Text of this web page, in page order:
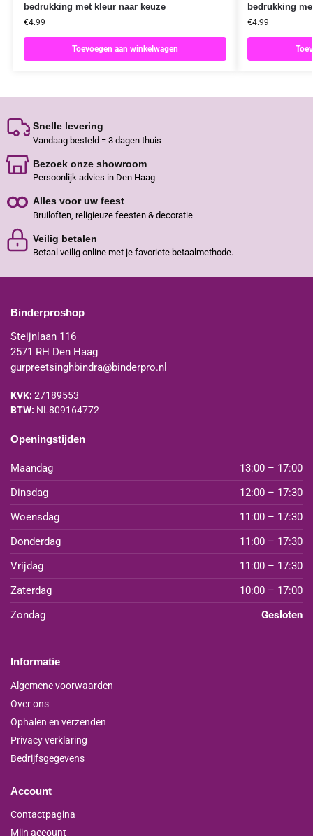
bedrukking met kleur naar keuze
€4.99
Toevoegen aan winkelwagen
bedrukking
€4.99
Snelle levering
Vandaag besteld = 3 dagen thuis
Bezoek onze showroom
Persoonlijk advies in Den Haag
Alles voor uw feest
Bruiloften, religieuze feesten & decoratie
Veilig betalen
Betaal veilig online met je favoriete betaalmethode.
Binderproshop
Steijnlaan 116
2571 RH Den Haag
gurpreetsinghbindra@binderpro.nl
KVK: 27189553
BTW: NL809164772
Openingstijden
Maandag
13:00 – 17:00
Dinsdag
12:00 – 17:30
Woensdag
11:00 – 17:30
Donderdag
11:00 – 17:30
Vrijdag
11:00 – 17:30
Zaterdag
10:00 – 17:00
Zondag
Gesloten
Informatie
Algemene voorwaarden
Over ons
Ophalen en verzenden
Privacy verklaring
Bedrijfsgegevens
Account
Contactpagina
Mijn account